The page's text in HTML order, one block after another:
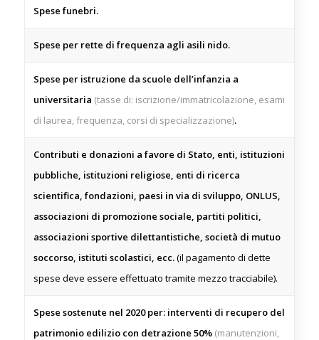
Spese funebri.
Spese per rette di frequenza agli asili nido.
Spese per istruzione da scuole dell’infanzia a
universitaria (tasse di: iscrizione/immatricolazione, esami
di laurea, frequenza, corsi di specializzazione).
Contributi e donazioni a favore di Stato, enti, istituzioni
pubbliche, istituzioni religiose, enti di ricerca
scientifica, fondazioni, paesi in via di sviluppo, ONLUS,
associazioni di promozione sociale, partiti politici,
associazioni sportive dilettantistiche, società di mutuo
soccorso, istituti scolastici, ecc.(il pagamento di dette
spese deve essere effettuato tramite mezzo tracciabile).
Spese sostenute nel 2020 per: interventi di recupero del
patrimonio edilizio con detrazione 50% (manutenzioni,